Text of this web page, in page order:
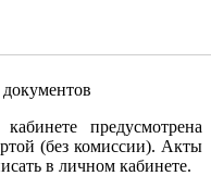
предусмотрена
(без комиссии). Акты
в личном кабинете.